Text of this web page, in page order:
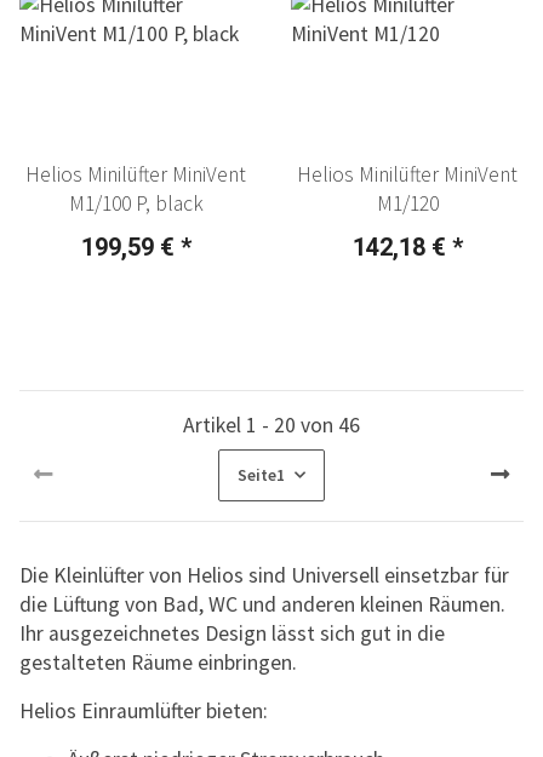
Helios Minilüfter MiniVent
M1/100 P, black
199,59 € *
Helios Minilüfter MiniVent
M1/120
142,18 € *
Artikel 1 - 20 von 46
Seite1
Die Kleinlüfter von Helios sind Universell einsetzbar für
die Lüftung von Bad, WC und anderen kleinen Räumen.
Ihr ausgezeichnetes Design lässt sich gut in die
gestalteten Räume einbringen.
Helios Einraumlüfter bieten: